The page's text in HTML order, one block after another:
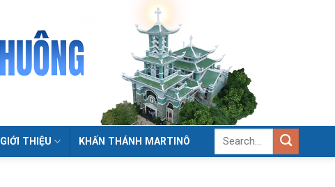
GIỚI THIỆU KHẤN THÁNH MARTINÔ